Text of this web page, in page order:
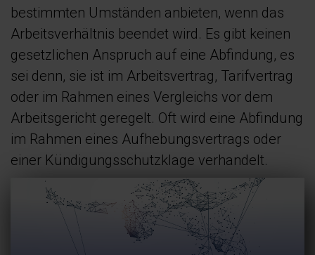
bestimmten Umständen anbieten, wenn das
Arbeitsverhältnis beendet wird. Es gibt keinen
gesetzlichen Anspruch auf eine Abfindung, es
sei denn, sie ist im Arbeitsvertrag, Tarifvertrag
oder im Rahmen eines Vergleichs vor dem
Arbeitsgericht geregelt. Oft wird eine Abfindung
im Rahmen eines Aufhebungsvertrags oder
einer Kündigungsschutzklage verhandelt.